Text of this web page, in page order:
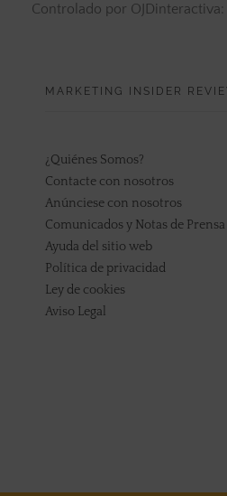
Controlado por OJDinteractiva:
MARKETING INSIDER
¿Quiénes Somos?
Contacte con nosotros
Anúnciese con nosotros
Comunicados y Notas de Prensa
Ayuda del sitio web
Política de privacidad
Ley de cookies
Aviso Legal